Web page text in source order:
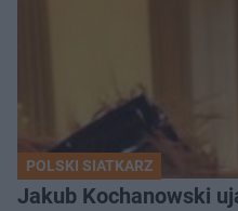
POLSKI SIATKARZ
Jakub Kochanowski